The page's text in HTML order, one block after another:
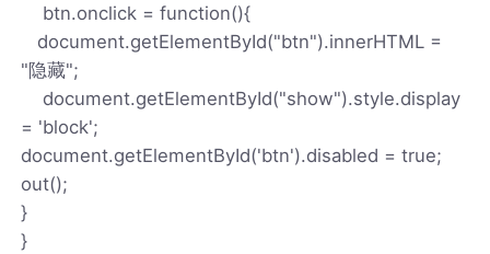
btn.onclick = function(){
document.getElementById("btn").innerHTML =
"隐藏";
document.getElementById("show").style.display
= 'block';
document.getElementById('btn').disabled = true;
out();
}
}